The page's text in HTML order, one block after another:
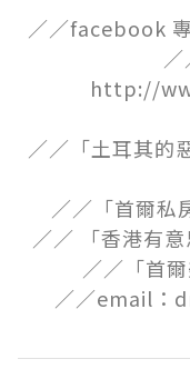
／／facebook
http://
／／「土耳其的
／／「首
／／email：